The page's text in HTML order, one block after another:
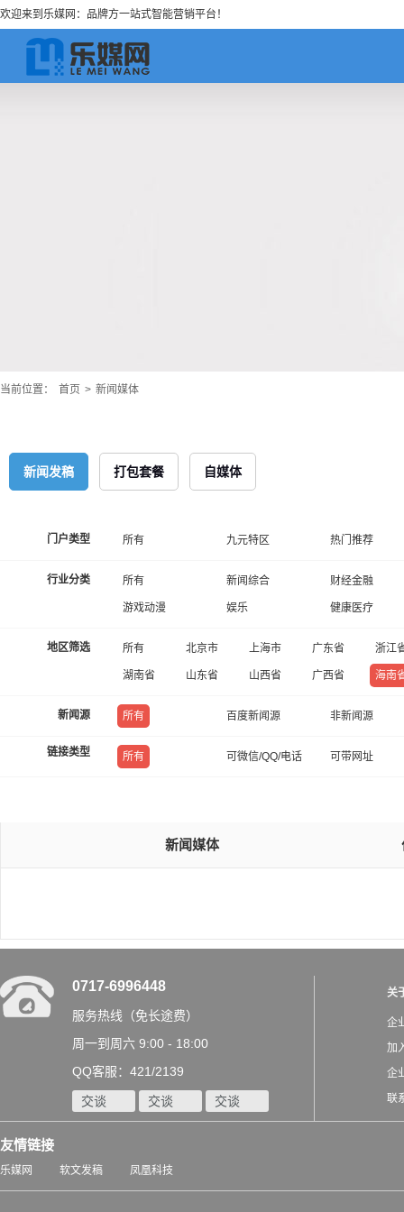
欢迎来到乐媒网：品牌方一站式智能营销平台！
当前位置： 首页 > 新闻媒体
新闻发稿 打包套餐 自媒体
门户类型 所有 九元特区 热门推荐
行业分类 所有 新闻综合 财经金融
游戏动漫 娱乐 健康医疗
地区筛选 所有 北京市 上海市 广东省 浙江
湖南省 山东省 山西省 广西省 海南
新闻源 所有 百度新闻源 非新闻源
链接类型 所有 可微信/QQ/电话 可带网址
新闻媒体
0717-6996448
服务热线（免长途费）
周一到周六 9:00 - 18:00
QQ客服：421/2139
交谈 交谈 交谈
关
企
加
企
联
友情链接
乐媒网 软文发稿 凤凰科技